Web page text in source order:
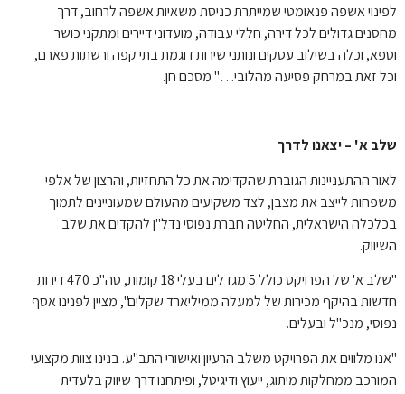
לפינוי אשפה פנאומטי שמייתרת כניסת משאיות אשפה לרחוב, דרך
מחסנים גדולים לכל דירה, חללי עבודה, מועדוני דיירים ומתקני כושר
וספא, וכלה בשילוב עסקים ונותני שירות דוגמת בתי קפה ורשתות פארם,
וכל זאת במרחק פסיעה מהלובי…" מסכם חן.
שלב א' – יצאנו לדרך
לאור ההתעניינות הגוברת שהקדימה את כל התחזיות, והרצון של אלפי
משפחות לייצב את מצבן, לצד משקיעים מהעולם שמעוניינים לתמוך
בכלכלה הישראלית, החליטה חברת נפוסי נדל"ן להקדים את שלב
השיווק.
"שלב א' של הפרויקט כולל 5 מגדלים בעלי 18 קומות, סה"כ 470 דירות
חדשות בהיקף מכירות של למעלה ממיליארד שקלים", מציין לפנינו אסף
נפוסי, מנכ"ל ובעלים.
"אנו מלווים את הפרויקט משלב הרעיון ואישורי התב"ע. בנינו צוות מקצועי
המורכב ממחלקות מיתוג, ייעוץ ודיגיטל, ופיתחנו דרך שיווק בלעדית